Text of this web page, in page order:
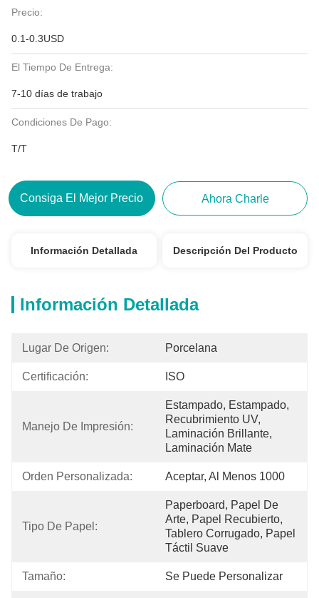
Precio:
0.1-0.3USD
El Tiempo De Entrega:
7-10 días de trabajo
Condiciones De Pago:
T/T
Consiga El Mejor Precio Ahora Charle
Información Detallada Descripción Del Producto
Información Detallada
Lugar De Origen: Porcelana
Certificación: ISO
Manejo De Impresión:
Estampado, Estampado,
Recubrimiento UV,
Laminación Brillante,
Laminación Mate
Orden Personalizada: Aceptar, Al Menos 1000
Tipo De Papel:
Paperboard, Papel De
Arte, Papel Recubierto,
Tablero Corrugado, Papel
Táctil Suave
Tamaño: Se Puede Personalizar